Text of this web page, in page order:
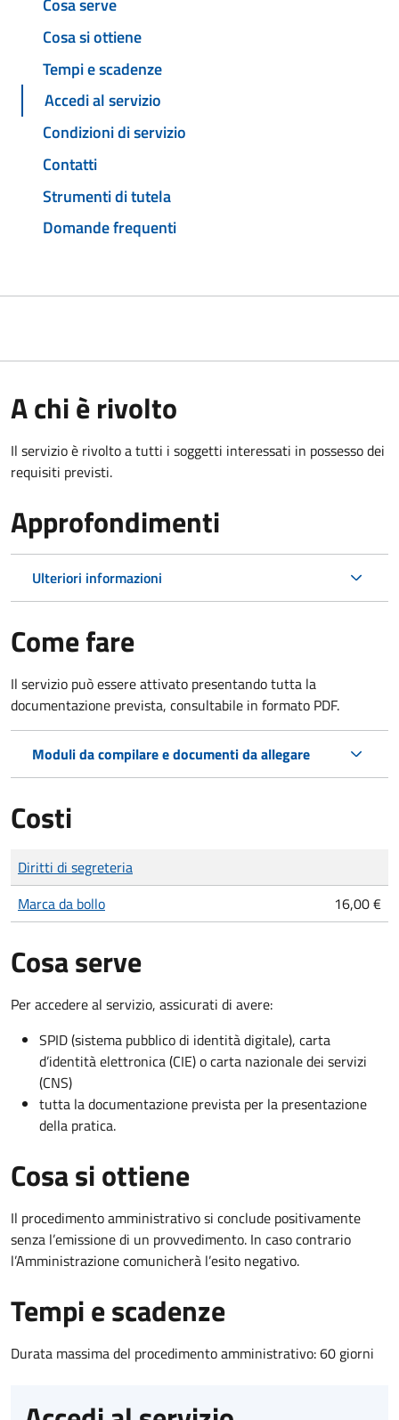
Cosa serve
Cosa si ottiene
Tempi e scadenze
Accedi al servizio
Condizioni di servizio
Contatti
Strumenti di tutela
Domande frequenti
A chi è rivolto
Il servizio è rivolto a tutti i soggetti interessati in possesso dei
requisiti previsti.
Approfondimenti
Ulteriori informazioni
Come fare
Il servizio può essere attivato presentando tutta la
documentazione prevista, consultabile in formato PDF.
Moduli da compilare e documenti da allegare
Costi
Tipo di pagamento
Importo
Diritti di segreteria
Marca da bollo
16,00 €
Cosa serve
Per accedere al servizio, assicurati di avere:
SPID (sistema pubblico di identità digitale), carta
d’identità elettronica (CIE) o carta nazionale dei servizi
(CNS)
tutta la documentazione prevista per la presentazione
della pratica.
Cosa si ottiene
Il procedimento amministrativo si conclude positivamente
senza l’emissione di un provvedimento. In caso contrario
l’Amministrazione comunicherà l’esito negativo.
Tempi e scadenze
Durata massima del procedimento amministrativo: 60 giorni